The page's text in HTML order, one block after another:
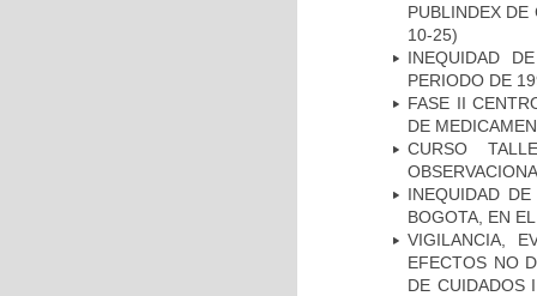
PUBLINDEX
10-25)
INEQUIDAD
PERIODO DE
FASE II
DE
CURSO
INEQUIDAD
BOGOTA, EN
VIGILANCIA,
EFECTOS NO
DE CUIDADOS